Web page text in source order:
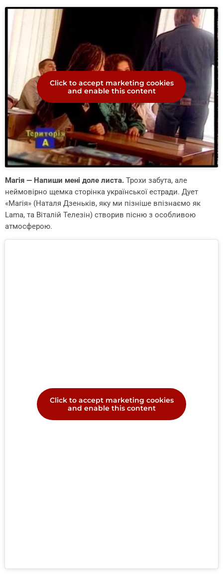
Click to accept marketing cookies
and enable this content
Магія — Напиши мені доле листа. Трохи забута, але
неймовірно щемка сторінка української естради. Дует
«Магія» (Наталя Дзеньків, яку ми пізніше впізнаємо як
Lama, та Віталій Телезін) створив пісню з особливою
атмосферою.
Click to accept marketing cookies
and enable this content